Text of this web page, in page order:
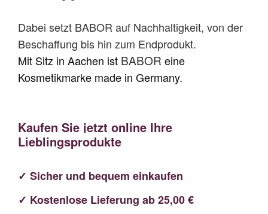
Dabei setzt BABOR auf Nachhaltigkeit, von der
Beschaffung bis hin zum Endprodukt.
Mit Sitz in Aachen ist BABOR eine
Kosmetikmarke made in Germany.
Kaufen Sie jetzt online Ihre
Lieblingsprodukte
✓ Sicher und bequem einkaufen
✓ Kostenlose Lieferung ab 25,00 €